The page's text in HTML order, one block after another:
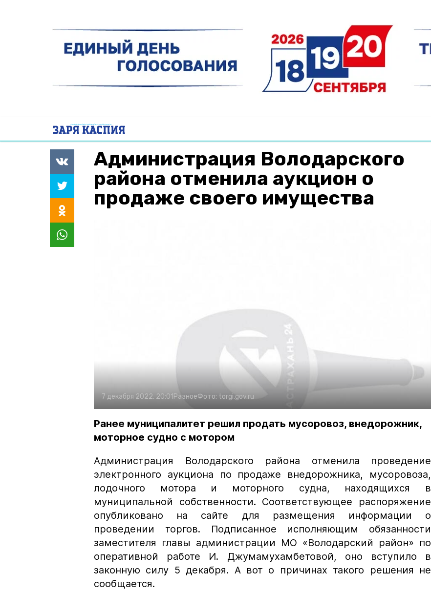
Администрация Володарского
района отменила аукцион о
продаже своего имущества
7 декабря 2022, 20:01 РазноеФото: torgi.gov.ru
Ранее муниципалитет решил продать мусоровоз, внедорожник,
моторное судно с мотором
Администрация Володарского района отменила проведение
электронного аукциона по продаже внедорожника, мусоровоза,
лодочного мотора и моторного судна, находящихся в
муниципальной собственности. Соответствующее распоряжение
опубликовано на сайте для размещения информации о
проведении торгов. Подписанное исполняющим обязанности
заместителя главы администрации МО «Володарский район» по
оперативной работе И. Джумамухамбетовой, оно вступило в
законную силу 5 декабря. А вот о причинах такого решения не
сообщается.